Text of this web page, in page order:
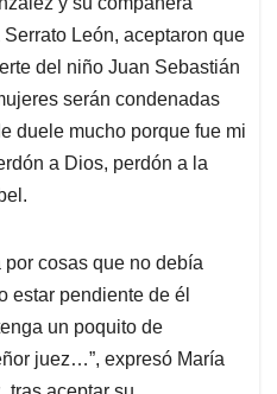
León, aceptaron que
del niño Juan Sebastián
serán condenadas
duele mucho porque fue mi
a Dios, perdón a la
por cosas que no debía
estar pendiente de él
un poquito de
juez…”, expresó María